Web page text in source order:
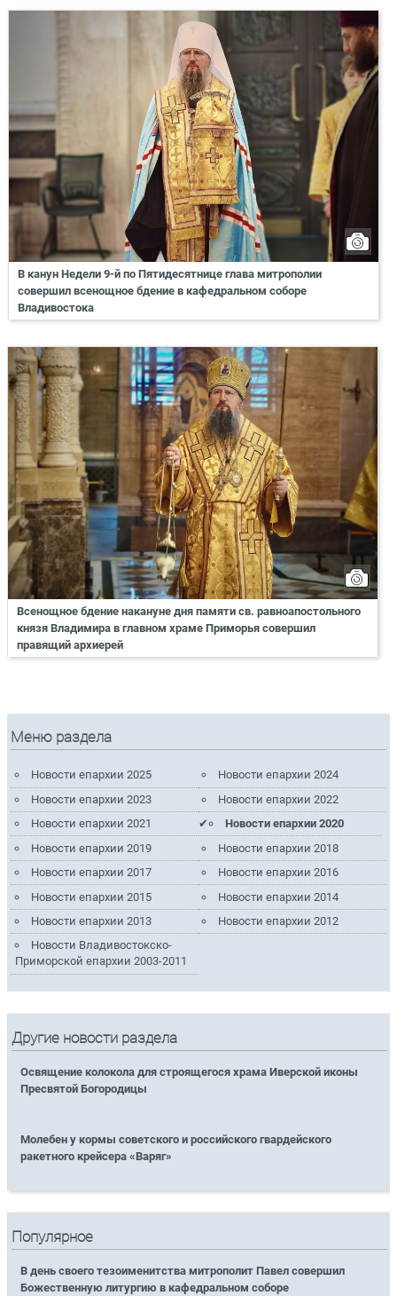
В канун Недели 9-й по Пятидесятнице глава митрополии
совершил всенощное бдение в кафедральном соборе
Владивостока
Всенощное бдение накануне дня памяти св. равноапостольного
князя Владимира в главном храме Приморья совершил
правящий архиерей
Меню раздела
Новости епархии 2025
Новости епархии 2024
Новости епархии 2023
Новости епархии 2022
Новости епархии 2021
Новости епархии 2020
Новости епархии 2019
Новости епархии 2018
Новости епархии 2017
Новости епархии 2016
Новости епархии 2015
Новости епархии 2014
Новости епархии 2013
Новости епархии 2012
Новости Владивостокско-
Приморской епархии 2003-2011
Другие новости раздела
Освящение колокола для строящегося храма Иверской иконы
Пресвятой Богородицы
Молебен у кормы советского и российского гвардейского
ракетного крейсера «Варяг»
Популярное
В день своего тезоименитства митрополит Павел совершил
Божественную литургию в кафедральном соборе